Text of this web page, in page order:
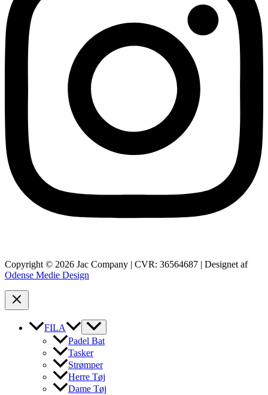
Copyright © 2026 Jac Company | CVR: 36564687 | Designet af
Odense Medie Design
FILA
Padel Bat
Tasker
Strømper
Herre Tøj
Dame Tøj